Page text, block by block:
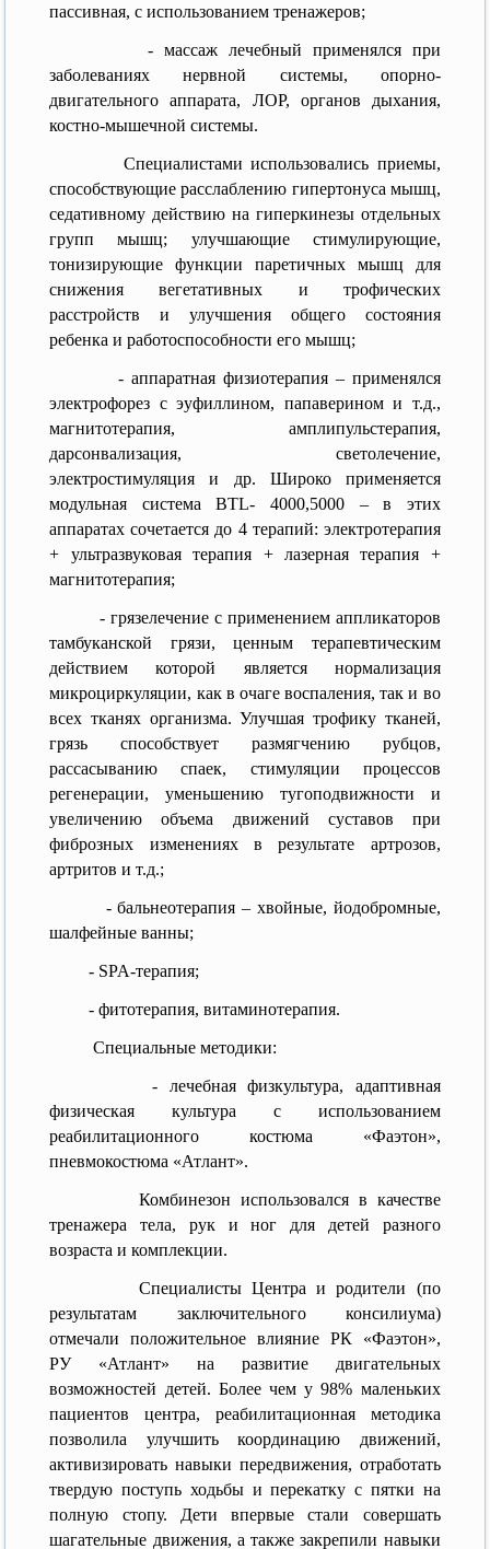
пассивная, с использованием тренажеров;
- массаж лечебный применялся при
заболеваниях нервной системы, опорно-
двигательного аппарата, ЛОР, органов дыхания,
костно-мышечной системы.
Специалистами использовались приемы,
способствующие расслаблению гипертонуса мышц,
седативному действию на гиперкинезы отдельных
групп мышц; улучшающие стимулирующие,
тонизирующие функции паретичных мышц для
снижения вегетативных и трофических
расстройств и улучшения общего состояния
ребенка и работоспособности его мышц;
- аппаратная физиотерапия – применялся
электрофорез с эуфиллином, папаверином и т.д.,
магнитотерапия, амплипульстерапия,
дарсонвализация, светолечение,
электростимуляция и др. Широко применяется
модульная система BTL- 4000,5000 – в этих
аппаратах сочетается до 4 терапий: электротерапия
+ ультразвуковая терапия + лазерная терапия +
магнитотерапия;
- грязелечение с применением аппликаторов
тамбуканской грязи, ценным терапевтическим
действием которой является нормализация
микроциркуляции, как в очаге воспаления, так и во
всех тканях организма. Улучшая трофику тканей,
грязь способствует размягчению рубцов,
рассасыванию спаек, стимуляции процессов
регенерации, уменьшению тугоподвижности и
увеличению объема движений суставов при
фиброзных изменениях в результате артрозов,
артритов и т.д.;
- бальнеотерапия – хвойные, йодобромные,
шалфейные ванны;
- SPA-терапия;
- фитотерапия, витаминотерапия.
Специальные методики:
- лечебная физкультура, адаптивная
физическая культура с использованием
реабилитационного костюма «Фаэтон»,
пневмокостюма «Атлант».
Комбинезон использовался в качестве
тренажера тела, рук и ног для детей разного
возраста и комплекции.
Специалисты Центра и родители (по
результатам заключительного консилиума)
отмечали положительное влияние РК «Фаэтон»,
РУ «Атлант» на развитие двигательных
возможностей детей. Более чем у 98% маленьких
пациентов центра, реабилитационная методика
позволила улучшить координацию движений,
активизировать навыки передвижения, отработать
твердую поступь ходьбы и перекатку с пятки на
полную стопу. Дети впервые стали совершать
шагательные движения, а также закрепили навыки